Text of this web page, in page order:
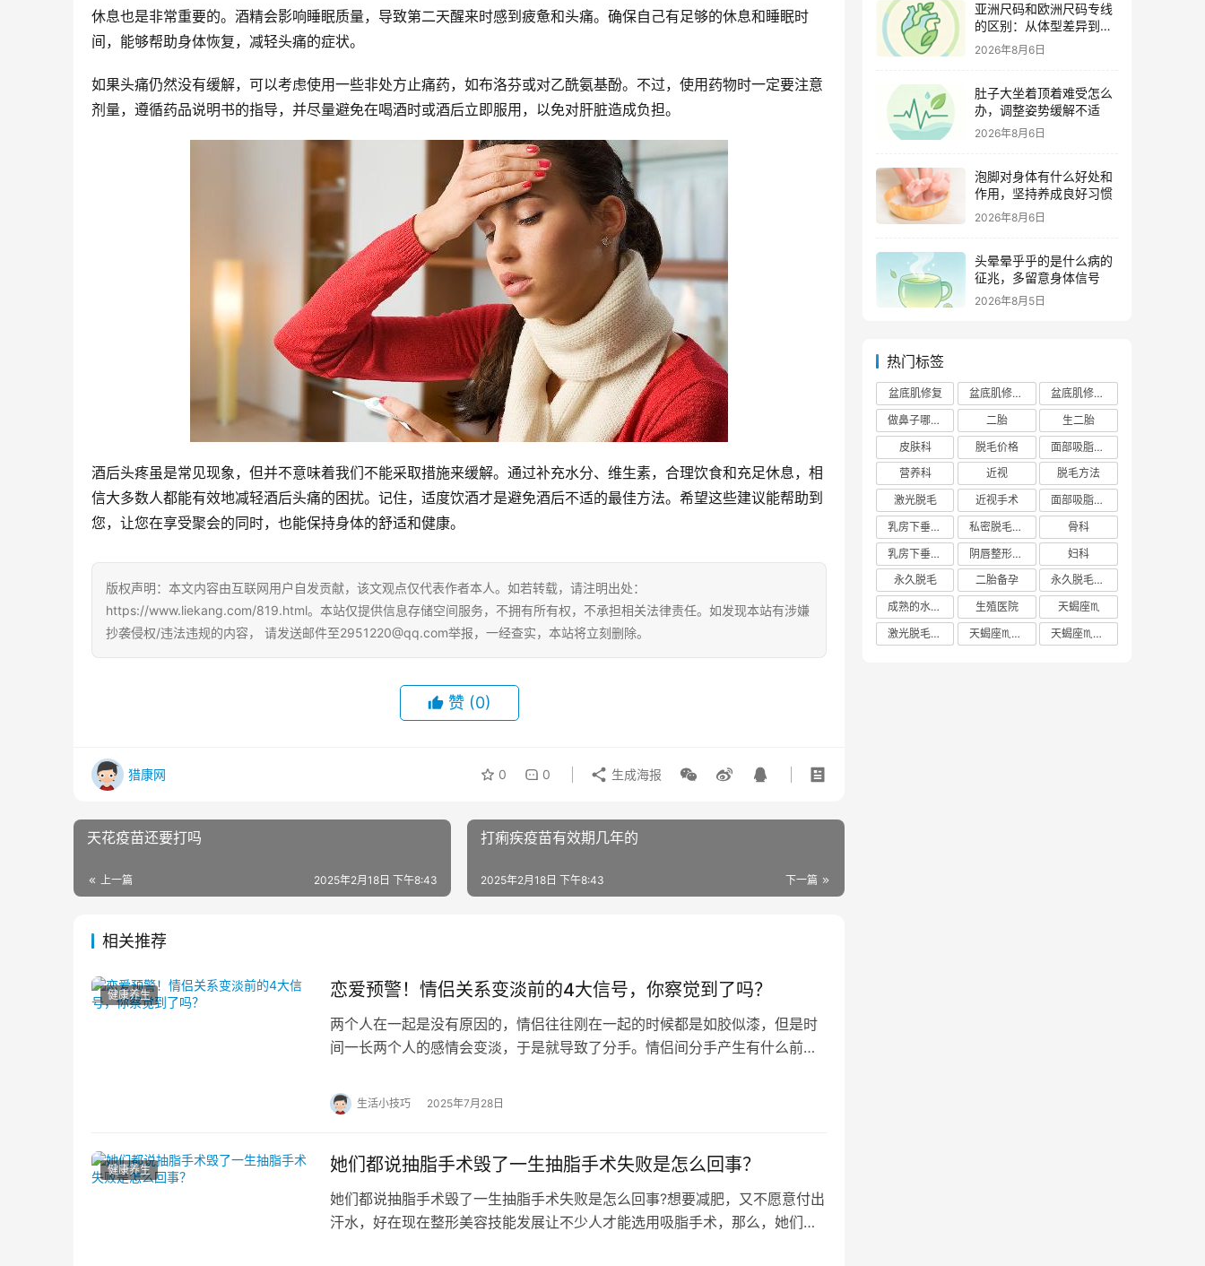
休息也是非常重要的。酒精会影响睡眠质量，导致第二天醒来时感到疲惫和头痛。确保自己有足够的休息和睡眠时
间，能够帮助身体恢复，减轻头痛的症状。
如果头痛仍然没有缓解，可以考虑使用一些非处方止痛药，如布洛芬或对乙酰氨基酚。不过，使用药物时一定要注意
剂量，遵循药品说明书的指导，并尽量避免在喝酒时或酒后立即服用，以免对肝脏造成负担。
酒后头疼虽是常见现象，但并不意味着我们不能采取措施来缓解。通过补充水分、维生素，合理饮食和充足休息，相
信大多数人都能有效地减轻酒后头痛的困扰。记住，适度饮酒才是避免酒后不适的最佳方法。希望这些建议能帮助到
您，让您在享受聚会的同时，也能保持身体的舒适和健康。
版权声明：本文内容由互联网用户自发贡献，该文观点仅代表作者本人。如若转载，请注明出处：
https://www.liekang.com/819.html。本站仅提供信息存储空间服务，不拥有所有权，不承担相关法律责任。如发现本站有涉嫌
抄袭侵权/违法违规的内容， 请发送邮件至2951220@qq.com举报，一经查实，本站将立刻删除。
赞 (0)
猎康网 0 0 生成海报
天花疫苗还要打吗
上一篇 2025年2月18日 下午8:43
打痢疾疫苗有效期几年的
下一篇
2025年2月18日 下午8:43
相关推荐
健康养生 恋爱预警！情侣关系变淡前的4大信号，你察觉到了吗？
两个人在一起是没有原因的，情侣往往刚在一起的时候都是如胶似漆，但是时
间一长两个人的感情会变淡，于是就导致了分手。情侣间分手产生有什么前兆
生活小技巧 2025年7月28日
健康养生 她们都说抽脂手术毁了一生抽脂手术失败是怎么回事？
她们都说抽脂手术毁了一生抽脂手术失败是怎么回事?想要减肥，又不愿意付出
汗水，好在现在整形美容技能发展让不少人才能选用吸脂手术，那么，她们都
亚洲尺码和欧洲尺码专线
的区别：从体型差异到购
物避坑指南
2026年8月6日
肚子大坐着顶着难受怎么
办，调整姿势缓解不适
2026年8月6日
泡脚对身体有什么好处和
作用，坚持养成良好习惯
2026年8月6日
头晕晕乎乎的是什么病的
征兆，多留意身体信号
2026年8月5日
热门标签
盆底肌修复 盆底肌修复医院排行榜
盆底肌修复多少钱
做鼻子哪个正规医院比较出名
二胎
生二胎
皮肤科
脱毛价格
面部吸脂费用
营养科
近视
脱毛方法
激光脱毛
近视手术
面部吸脂多少钱
乳房下垂矫正价格
私密脱毛方法
骨科
乳房下垂矫正费用
阴唇整形手术多少钱
妇科
永久脱毛
二胎备孕
永久脱毛方法
成熟的水蜜桃
生殖医院
天蝎座♏️
激光脱毛价格
天蝎座♏️女生 天蝎座♏️男生